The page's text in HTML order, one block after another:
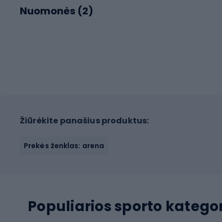
Nuomonės (2)
Žiūrėkite panašius produktus:
Prekės ženklas: arena
Populiarios sporto